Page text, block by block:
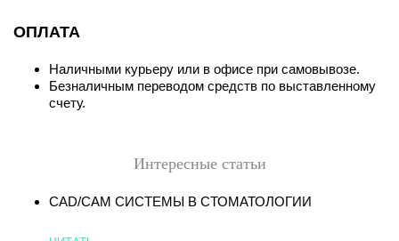
ОПЛАТА
Наличными курьеру или в офисе при самовывозе.
Безналичным переводом средств по выставленному
счету.
Интересные статьи
CAD/CAM СИСТЕМЫ В СТОМАТОЛОГИИ